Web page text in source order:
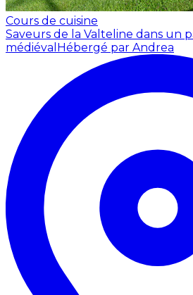
Cours de cuisine
Saveurs de la Valteline dans un
médiéval Hébergé par Andrea